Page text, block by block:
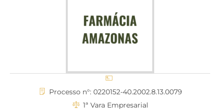
Processo n°: 0220152-40.2002.8.13.0079
1ª Vara Empresarial